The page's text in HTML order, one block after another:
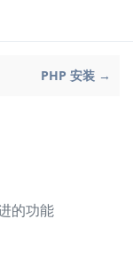
PHP 安装 →
的功能